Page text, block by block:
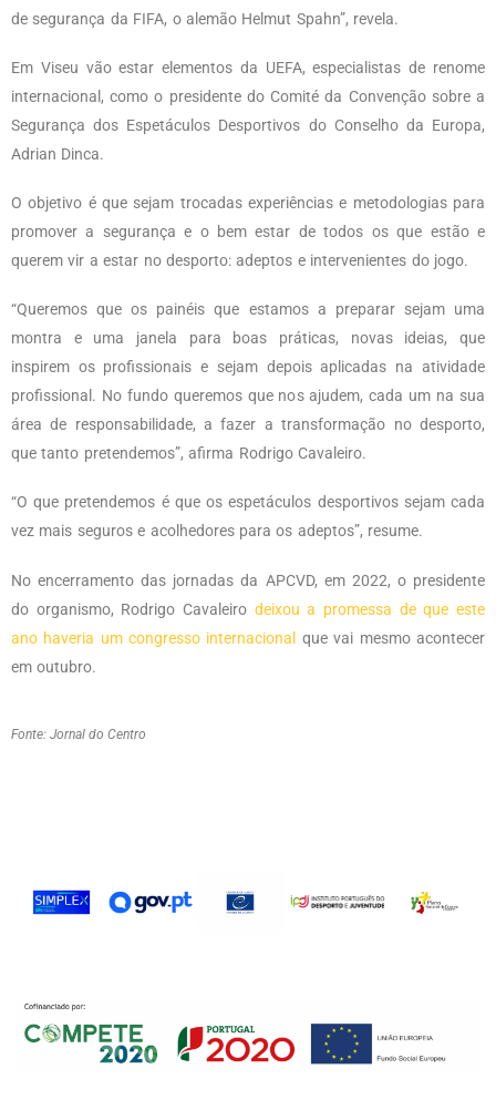
de segurança da FIFA, o alemão Helmut Spahn”, revela.
Em Viseu vão estar elementos da UEFA, especialistas de renome
internacional, como o presidente do Comité da Convenção sobre a
Segurança dos Espetáculos Desportivos do Conselho da Europa,
Adrian Dinca.
O objetivo é que sejam trocadas experiências e metodologias para
promover a segurança e o bem estar de todos os que estão e
querem vir a estar no desporto: adeptos e intervenientes do jogo.
“Queremos que os painéis que estamos a preparar sejam uma
montra e uma janela para boas práticas, novas ideias, que
inspirem os profissionais e sejam depois aplicadas na atividade
profissional. No fundo queremos que nos ajudem, cada um na sua
área de responsabilidade, a fazer a transformação no desporto,
que tanto pretendemos”, afirma Rodrigo Cavaleiro.
“O que pretendemos é que os espetáculos desportivos sejam cada
vez mais seguros e acolhedores para os adeptos”, resume.
No encerramento das jornadas da APCVD, em 2022, o presidente
do organismo, Rodrigo Cavaleiro deixou a promessa de que este
ano haveria um congresso internacional
que vai mesmo acontecer
em outubro.
Fonte: Jornal do Centro